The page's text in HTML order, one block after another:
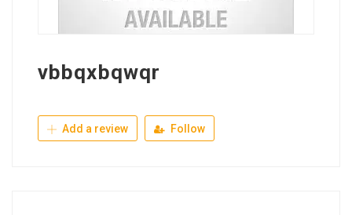
vbbqxbqwqr
Add a review Follow